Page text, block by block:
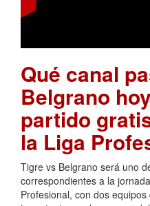
Qué canal
Belgrano
partido
la Liga
Tigre vs Belgrano será uno
correspondientes a la
Profesional, con dos